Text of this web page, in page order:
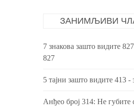
ЗАНИМЉИВИ
7 знакова зашто видите
827
5 тајни зашто видите 413 -
Анђео број 314: Не губите